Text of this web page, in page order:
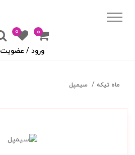
۰
0
ورود / عضویت
ماه تیکه سیمپل